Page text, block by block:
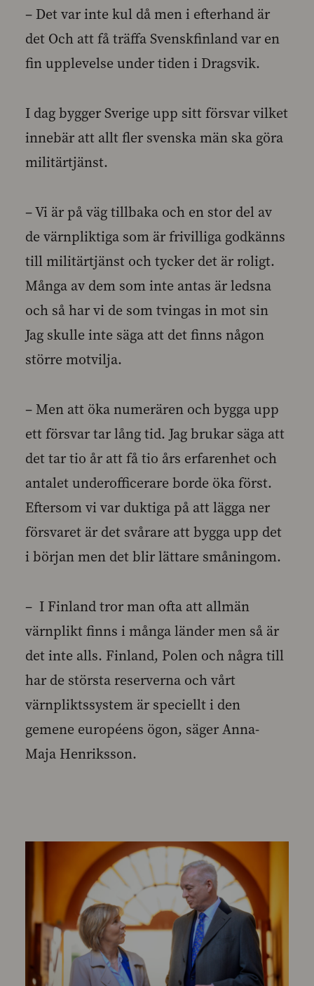
– Det var inte kul då men i efterhand är
det Och att få träffa Svenskfinland var en
fin upplevelse under tiden i Dragsvik.
I dag bygger Sverige upp sitt försvar vilket
innebär att allt fler svenska män ska göra
militärtjänst.
– Vi är på väg tillbaka och en stor del av
de värnpliktiga som är frivilliga godkänns
till militärtjänst och tycker det är roligt.
Många av dem som inte antas är ledsna
och så har vi de som tvingas in mot sin
Jag skulle inte säga att det finns någon
större motvilja.
– Men att öka numerären och bygga upp
ett försvar tar lång tid. Jag brukar säga att
det tar tio år att få tio års erfarenhet och
antalet underofficerare borde öka först.
Eftersom vi var duktiga på att lägga ner
försvaret är det svårare att bygga upp det
i början men det blir lättare småningom.
– I Finland tror man ofta att allmän
värnplikt finns i många länder men så är
det inte alls. Finland, Polen och några till
har de största reserverna och vårt
värnpliktssystem är speciellt i den
gemene européens ögon, säger Anna-
Maja Henriksson.